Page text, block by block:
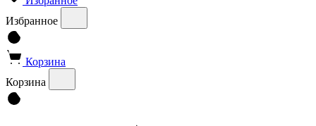
Избранное
Корзина
Корзина